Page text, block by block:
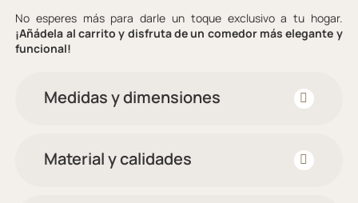
No esperes más para darle un toque exclusivo a tu hogar.
¡Añádela al carrito y disfruta de un comedor más elegante y
funcional!
Medidas y dimensiones
Material y calidades